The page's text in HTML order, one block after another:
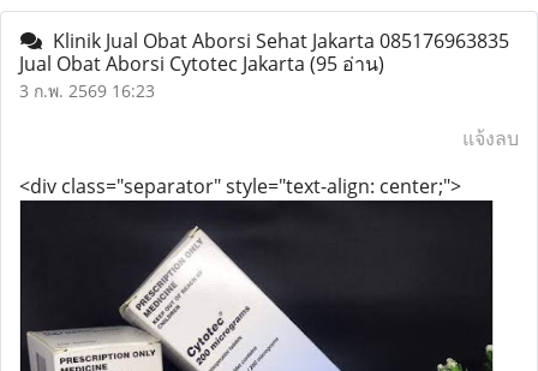
Klinik Jual Obat Aborsi Sehat Jakarta ​​085176963835​
Jual Obat Aborsi Cytotec Jakarta (95 อ่าน)
3 ก.พ. 2569 16:23
แจ้งลบ
<div class="separator" style="text-align: center;">